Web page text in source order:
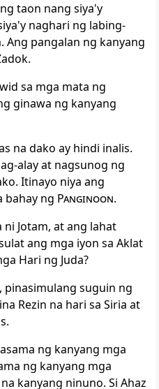
taon nang siya'y
naghari ng labing-
Ang pangalan ng kanyang
sa mga mata ng
ginawa ng kanyang
na dako ay hindi inalis.
alay at nagsunog ng
Itinayo niya ang
bahay ng Panginoon.
Jotam, at ang lahat
ang mga iyon sa Aklat
Hari ng Juda?
pinasimulang suguin ng
Rezin na hari sa Siria at
ng kanyang mga
ng kanyang mga
kanyang ninuno. Si Ahaz